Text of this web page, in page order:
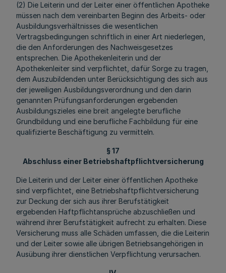
(2) Die Leiterin und der Leiter einer öffentlichen Apotheke
müssen nach dem vereinbarten Beginn des Arbeits- oder
Ausbildungsverhältnisses die wesentlichen
Vertragsbedingungen schriftlich in einer Art niederlegen,
die den Anforderungen des Nachweisgesetzes
entsprechen. Die Apothekenleiterin und der
Apothekenleiter sind verpflichtet, dafür Sorge zu tragen,
dem Auszubildenden unter Berücksichtigung des sich aus
der jeweiligen Ausbildungsverordnung und den darin
genannten Prüfungsanforderungen ergebenden
Ausbildungszieles eine breit angelegte berufliche
Grundbildung und eine berufliche Fachbildung für eine
qualifizierte Beschäftigung zu vermitteln.
§ 17
Abschluss einer Betriebshaftpflichtversicherung
Die Leiterin und der Leiter einer öffentlichen Apotheke
sind verpflichtet, eine Betriebshaftpflichtversicherung
zur Deckung der sich aus ihrer Berufstätigkeit
ergebenden Haftpflichtansprüche abzuschließen und
während ihrer Berufstätigkeit aufrecht zu erhalten. Diese
Versicherung muss alle Schäden umfassen, die die Leiterin
und der Leiter sowie alle übrigen Betriebsangehörigen in
Ausübung ihrer dienstlichen Verpflichtung verursachen.